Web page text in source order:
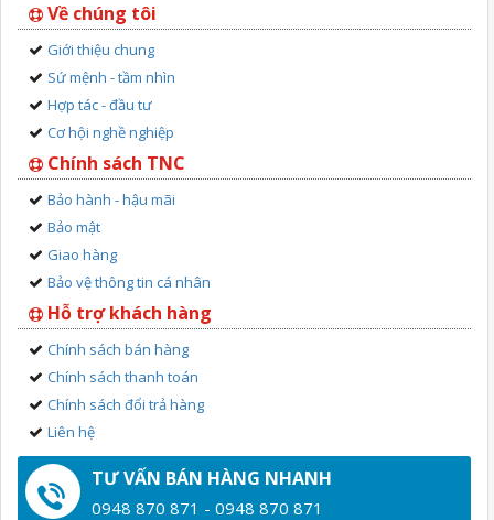
Về chúng tôi
Giới thiệu chung
Sứ mệnh - tầm nhìn
Hợp tác - đầu tư
Cơ hội nghề nghiệp
Chính sách TNC
Bảo hành - hậu mãi
Bảo mật
Giao hàng
Bảo vệ thông tin cá nhân
Hỗ trợ khách hàng
Chính sách bán hàng
Chính sách thanh toán
Chính sách đổi trả hàng
Liên hệ
TƯ VẤN BÁN HÀNG NHANH
0948 870 871 - 0948 870 871